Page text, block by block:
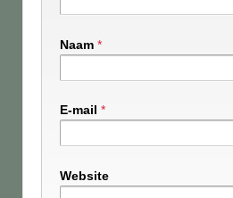
Naam *
E-mail *
Website